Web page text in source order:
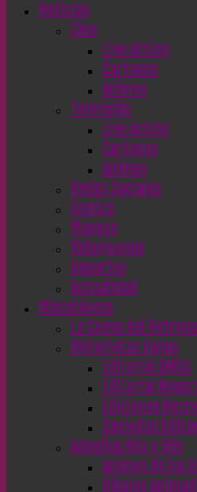
Noticias
Cine
Live Action
Cartoons
Animes
Televisión
Live Action
Cartoons
Animes
Redes Sociales
Comics
Mangas
Videojuegos
Deportes
Actualidad
Misceláneos
La Cueva del
Historietas Viejas
Editorial EMSA
Editorial
Ediciones
Sociedad
Aquellos 80s y 90s
Animes de los
Dibujos